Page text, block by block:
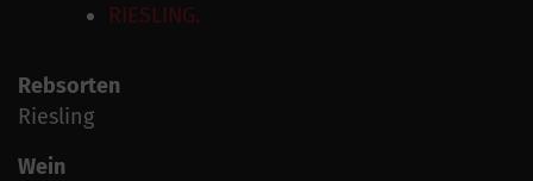
RIESLING.
Rebsorten
Riesling
Wein